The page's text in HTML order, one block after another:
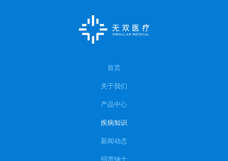
首页
关于我们
产品中心
疾病知识
新闻动态
招贤纳士